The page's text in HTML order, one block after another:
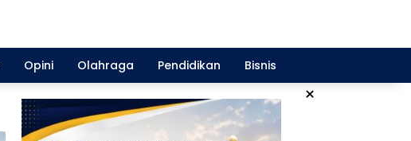
Opini Olahraga Pendidikan Bisnis
×